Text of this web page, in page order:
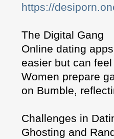
https://
The Digital Gang
Online dating
easier but can
Women prepare
on Bumble,
Challenges in
Ghosting and